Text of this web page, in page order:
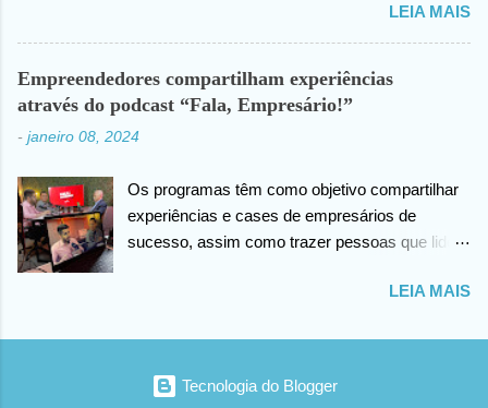
Nesta quinta-feira (07), o festival vai lançar o
mini documentário “ArtePraia: Poéticas
Efêmeras” - mostrando um pouco da energia
que moveu o Festival, que este ano propôs
nove intervenções artísticas. Durante 3 dias, os
trabalhos extraíram do público os mais
questionamentos, memórias afetivas e novas
visões de como se fazer e vivenciar a arte.
“Estamos muito felizes com o resultado. E uma
através do audiovisual, os registros das
cidade que abraçou nossa ideia e nosso projeto.
LEIA MAIS
Empreendedores compartilham experiências
através do podcast “Fala, Empresário!”
- janeiro 08, 2024
Os programas têm como objetivo compartilhar
experiências e cases de empresários de
sucesso, assim como trazer pessoas que lidem
Reprodução Os podcasts têm se destacado
gama de temas abordados nos podcasts
oferece oportunidades únicas de aprendizado,
LEIA MAIS
Tecnologia do Blogger